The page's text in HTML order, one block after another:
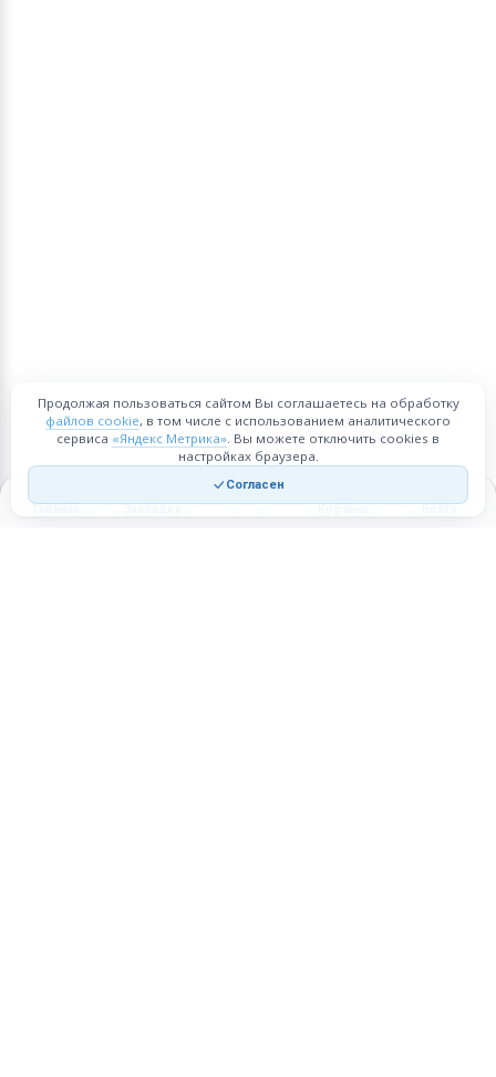
Главная Закладки Корзина Войти
Продолжая пользоваться сайтом Вы соглашаетесь на обработку
файлов cookie, в том числе с использованием аналитического
сервиса «Яндекс Метрика». Вы можете отключить cookies в
настройках браузера.
Согласен